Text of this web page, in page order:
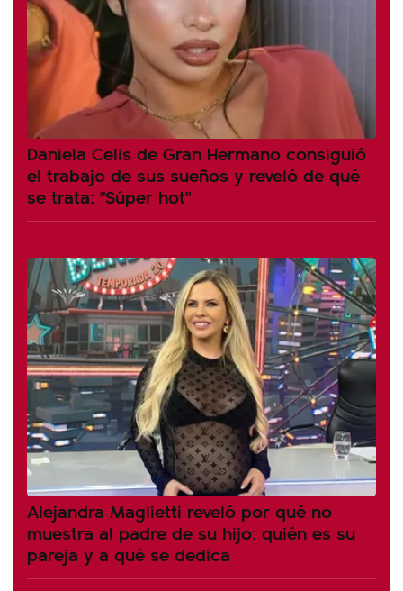
Daniela Celis de Gran Hermano consiguió
el trabajo de sus sueños y reveló de qué
se trata: "Súper hot"
Alejandra Maglietti reveló por qué no
muestra al padre de su hijo: quién es su
pareja y a qué se dedica